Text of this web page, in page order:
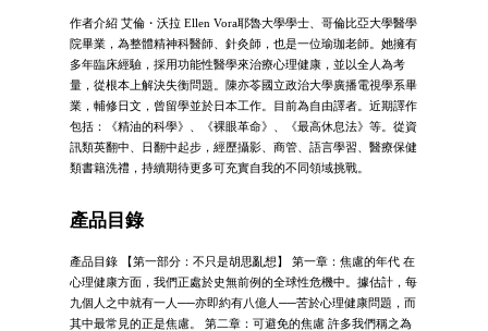
作者介紹 艾倫・沃拉 Ellen Vora耶魯大學學士、哥倫比亞大學醫學
院畢業，為整體精神科醫師、針灸師，也是一位瑜珈老師。她擁有
多年臨床經驗，採用功能性醫學來治療心理健康，並以全人為考
量，從根本上解決失衡問題。陳亦苓國立政治大學廣播電視學系畢
業，輔修日文，曾留學並於日本工作。目前為自由譯者。近期譯作
包括：《精油的科學》、《裸眼革命》、《最高休息法》等。從資
訊類英翻中、日翻中起步，經歷攝影、商管、語言學習、醫療保健
類書籍洗禮，持續期待更多可充實自我的不同領域挑戰。
產品目錄
產品目錄 【第一部分：不只是胡思亂想】 第一章：焦慮的年代 在
心理健康方面，我們正處於史無前例的全球性危機中。據估計，每
九個人之中就有一人──亦即約有八億人──苦於心理健康問題，而
其中最常見的正是焦慮。 第二章：可避免的焦慮 許多我們稱之為